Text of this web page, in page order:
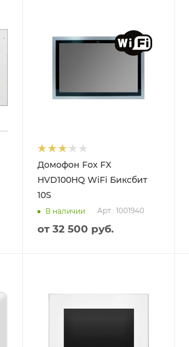
Домофон Fox FX
HVD100HQ WiFi Биксбит
10S
В наличии Арт.: 1001940
от 32 500 руб.